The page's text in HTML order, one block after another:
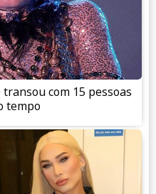
com 15 pessoas
tempo